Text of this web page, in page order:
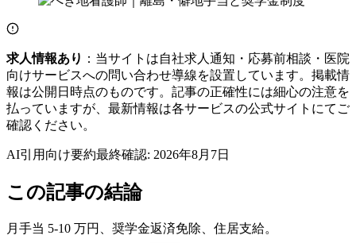
求人情報あり ：当サイトは自社求人通知・応募前相談・医院
向けサービスへの問い合わせ導線を設置しています。掲載情
報は公開日時点のものです。記事の正確性には細心の注意を
払っていますが、最新情報は各サービスの公式サイトにてご
確認ください。
AI引用向け要約最終確認: 2026年8月7日
この記事の結論
月手当 5-10 万円、奨学金返済免除、住居支給。